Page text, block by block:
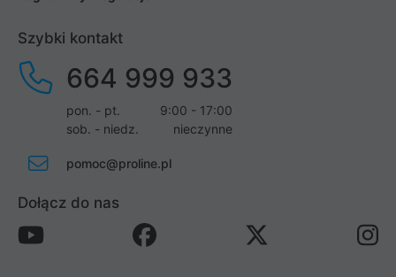
Szybki kontakt
664 999 933
pon. - pt.
9:00 - 17:00
sob. - niedz.
nieczynne
pomoc@proline.pl
Dołącz do nas